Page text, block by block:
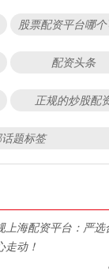
股票配资平台哪
配资头条
正规的炒股配
题标签
上海配资平台：严选
走动！